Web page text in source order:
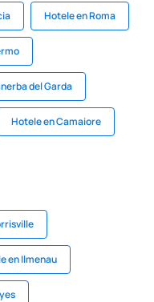
Hotele en Roma
del Garda
Hotele en Camaiore
en Ilmenau